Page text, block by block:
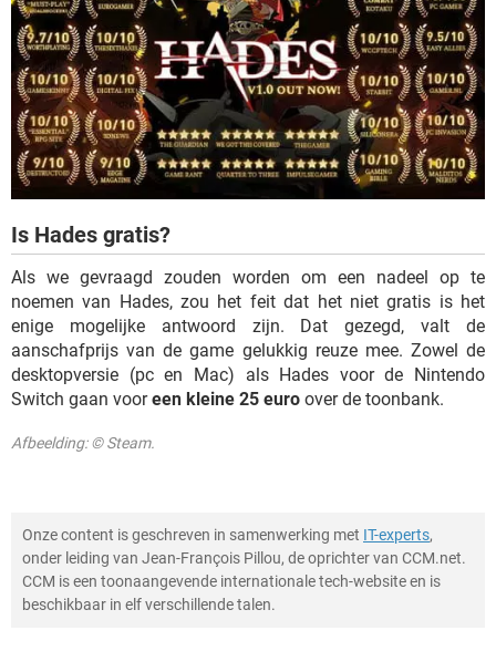
Is Hades gratis?
Als we gevraagd zouden worden om een nadeel op te
noemen van Hades, zou het feit dat het niet gratis is het
enige mogelijke antwoord zijn. Dat gezegd, valt de
aanschafprijs van de game gelukkig reuze mee. Zowel de
desktopversie (pc en Mac) als Hades voor de Nintendo
Switch gaan vooreen kleine 25 euro over de toonbank.
Afbeelding: © Steam.
Onze content is geschreven in samenwerking met IT-experts,
onder leiding van Jean-François Pillou, de oprichter van CCM.net.
CCM is een toonaangevende internationale tech-website en is
beschikbaar in elf verschillende talen.